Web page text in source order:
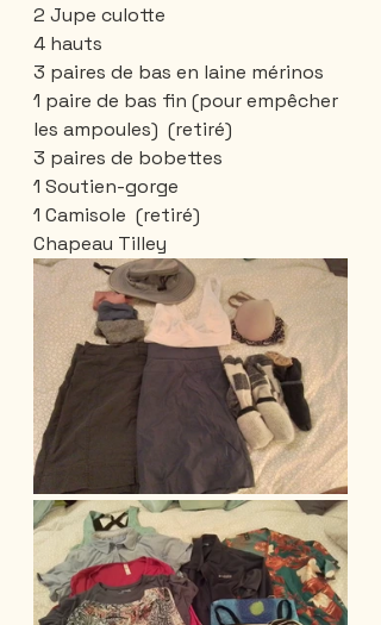
2 Jupe culotte
4 hauts
3 paires de bas en laine mérinos
1 paire de bas fin (pour empêcher
les ampoules)  (retiré)
3 paires de bobettes
1 Soutien-gorge
1 Camisole  (retiré)
Chapeau Tilley